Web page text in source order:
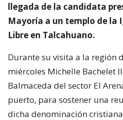
llegada de la candidata
Mayoría a un templo de la
Libre en Talcahuano.
Durante su visita a la región
miércoles Michelle Bachelet
Balmaceda del sector El
puerto, para sostener una
dicha denominación